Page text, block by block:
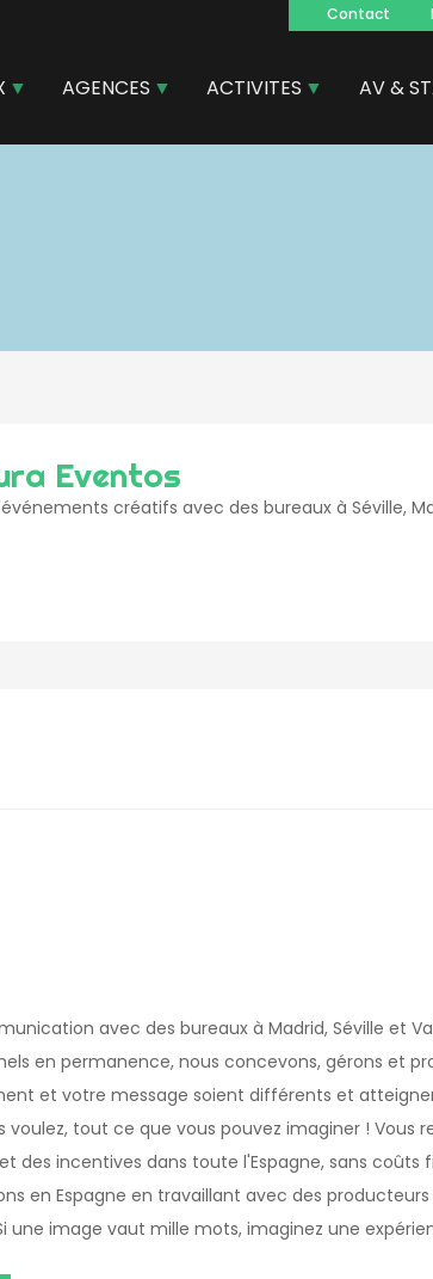
principal
Contact
AGENCES ACTIVITES AV &
Eventos
créatifs avec des bureaux à Séville,
avec des bureaux à Madrid, Séville et
en permanence, nous concevons, gérons et
et votre message soient différents et
voulez, tout ce que vous pouvez imaginer ! Vous
des incentives dans toute l'Espagne, sans coûts
en Espagne en travaillant avec des
image vaut mille mots, imaginez une